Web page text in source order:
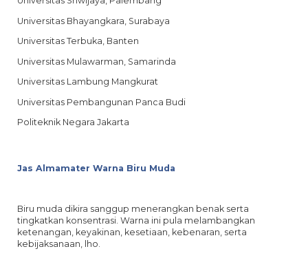
Universitas Bhayangkara, Surabaya
Universitas Terbuka, Banten
Universitas Mulawarman, Samarinda
Universitas Lambung Mangkurat
Universitas Pembangunan Panca Budi
Politeknik Negara Jakarta
Jas Almamater Warna Biru Muda
Biru muda dikira sanggup menerangkan benak serta
tingkatkan konsentrasi. Warna ini pula melambangkan
ketenangan, keyakinan, kesetiaan, kebenaran, serta
kebijaksanaan, lho.